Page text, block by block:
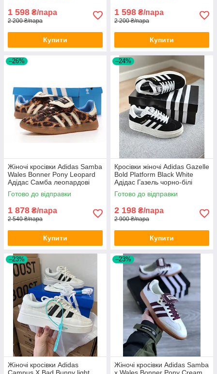
1 598 ₴/пара
2 200 ₴/пара
Купити
1 598 ₴/пара
2 200 ₴/пара
Купити
–26%
Жіночі кросівки Adidas Samba
Wales Bonner Pony Leopard
Адідас Самба леопардові
тигрові кеди
Готово до відправки
1 878 ₴/пара
2 540 ₴/пара
Купити
–24%
Кросівки жіночі Adidas Gazelle
Bold Platform Black White
Адідас Газель чорно-білі
платформа висока підошва
замшеві
Готово до відправки
2 198 ₴/пара
2 900 ₴/пара
Купити
–23%
Жіночі кросівки Adidas
Campus X Bad Bunny light
–23%
Жіночі кросівки Adidas Samba
x Wales Bonner Pony Cream